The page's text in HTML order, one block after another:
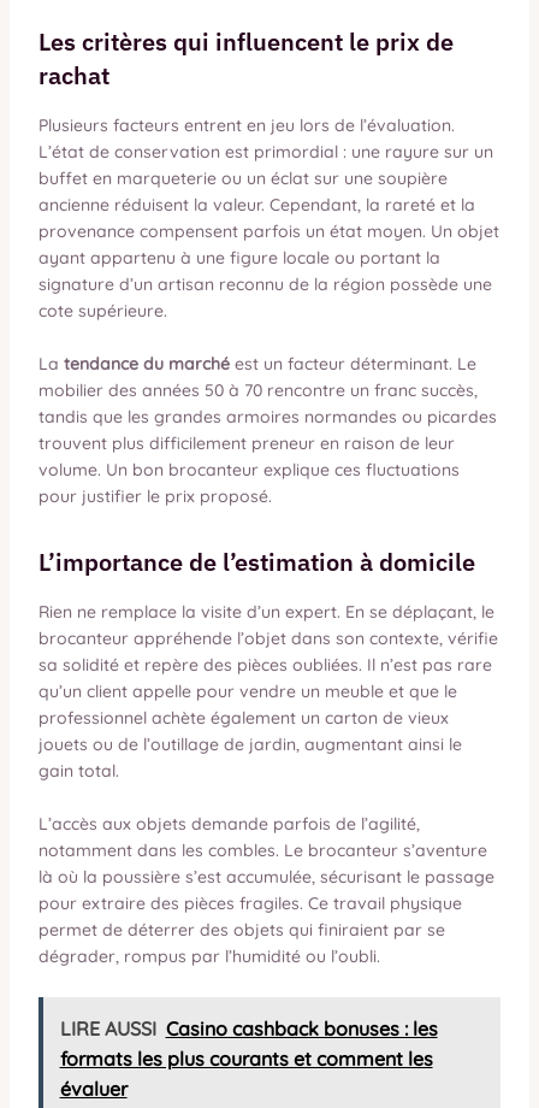
Les critères qui influencent le prix de
rachat
Plusieurs facteurs entrent en jeu lors de l’évaluation.
L’état de conservation est primordial : une rayure sur un
buffet en marqueterie ou un éclat sur une soupière
ancienne réduisent la valeur. Cependant, la rareté et la
provenance compensent parfois un état moyen. Un objet
ayant appartenu à une figure locale ou portant la
signature d’un artisan reconnu de la région possède une
cote supérieure.
La tendance du marchéest un facteur déterminant. Le
mobilier des années 50 à 70 rencontre un franc succès,
tandis que les grandes armoires normandes ou picardes
trouvent plus difficilement preneur en raison de leur
volume. Un bon brocanteur explique ces fluctuations
pour justifier le prix proposé.
L’importance de l’estimation à domicile
Rien ne remplace la visite d’un expert. En se déplaçant, le
brocanteur appréhende l’objet dans son contexte, vérifie
sa solidité et repère des pièces oubliées. Il n’est pas rare
qu’un client appelle pour vendre un meuble et que le
professionnel achète également un carton de vieux
jouets ou de l’outillage de jardin, augmentant ainsi le
gain total.
L’accès aux objets demande parfois de l’agilité,
notamment dans les combles. Le brocanteur s’aventure
là où la poussière s’est accumulée, sécurisant le passage
pour extraire des pièces fragiles. Ce travail physique
permet de déterrer des objets qui finiraient par se
dégrader, rompus par l’humidité ou l’oubli.
LIRE AUSSI Casino cashback bonuses : les
formats les plus courants et comment les
évaluer